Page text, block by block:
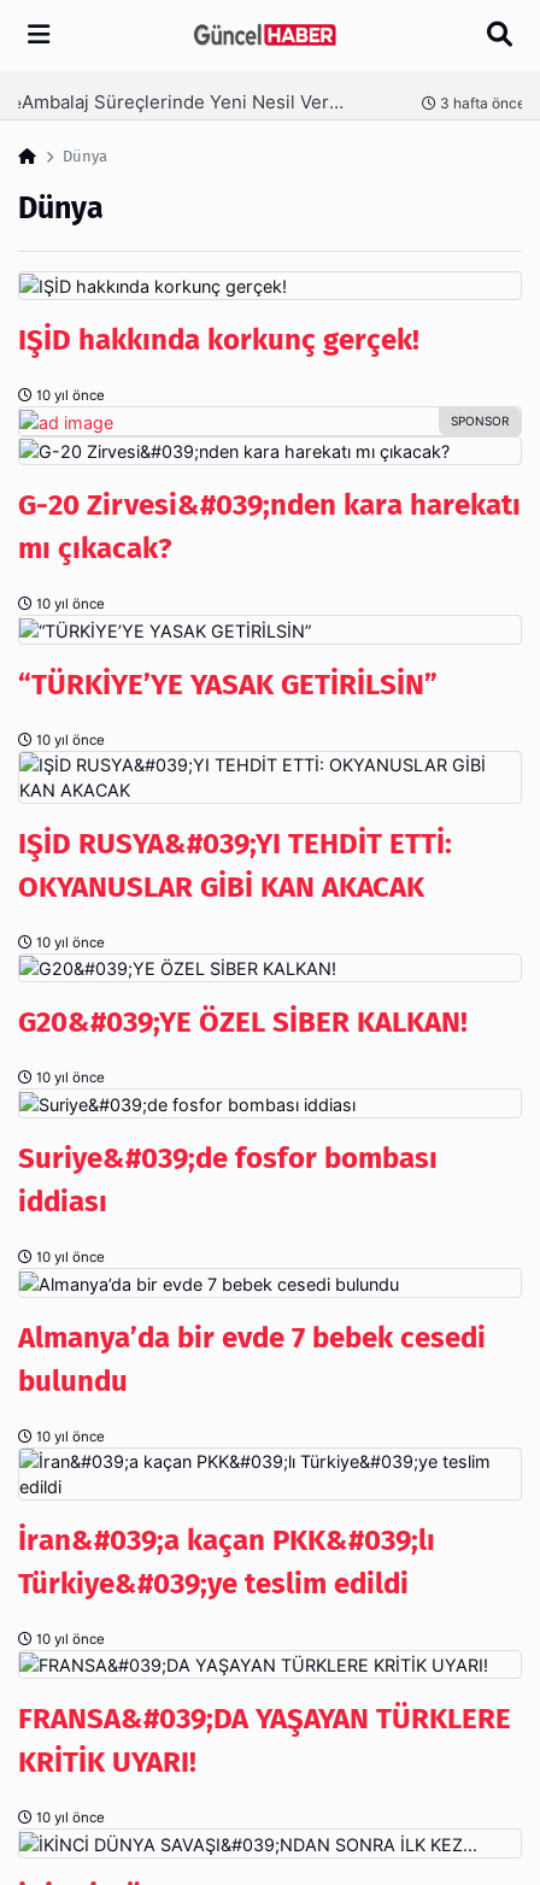
Arama
Ambalaj Süreçlerinde Yeni Nesil Verimliliği Olimpack ile Yakalayın 3 hafta önce
Dünya
Dünya
IŞİD hakkında korkunç gerçek!
10 yıl önce
G-20 Zirvesi&#039;nden kara harekatı
mı çıkacak?
10 yıl önce
“TÜRKİYE’YE YASAK GETİRİLSİN”
10 yıl önce
IŞİD RUSYA&#039;YI TEHDİT ETTİ:
OKYANUSLAR GİBİ KAN AKACAK
10 yıl önce
G20&#039;YE ÖZEL SİBER KALKAN!
10 yıl önce
Suriye&#039;de fosfor bombası
iddiası
10 yıl önce
Almanya’da bir evde 7 bebek cesedi
bulundu
10 yıl önce
İran&#039;a kaçan PKK&#039;lı
Türkiye&#039;ye teslim edildi
10 yıl önce
FRANSA&#039;DA YAŞAYAN TÜRKLERE
KRİTİK UYARI!
10 yıl önce